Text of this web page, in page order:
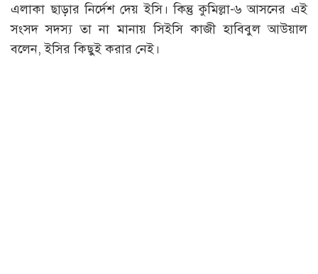
এলাকা ছাড়ার নির্দেশ দেয় ইসি। কিন্তু কুমিল্লা-৬ আসনের এই
সংসদ সদস্য তা না মানায় সিইসি কাজী হাবিবুল আউয়াল
বলেন, ইসির কিছুই করার নেই।